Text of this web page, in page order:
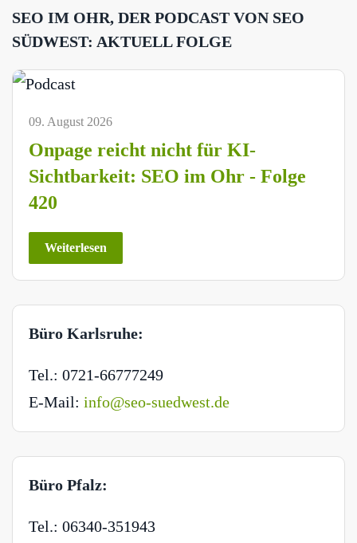
SEO IM OHR, DER PODCAST VON SEO
SÜDWEST: AKTUELL FOLGE
09. August 2026
Onpage reicht nicht für KI-
Sichtbarkeit: SEO im Ohr - Folge
420
Weiterlesen
Büro Karlsruhe:
Tel.: 0721-66777249
E-Mail: info@seo-suedwest.de
Büro Pfalz:
Tel.: 06340-351943